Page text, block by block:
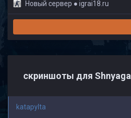
Новый сервер ● igrai18.ru
скриншоты для Shnyaga
katapylta